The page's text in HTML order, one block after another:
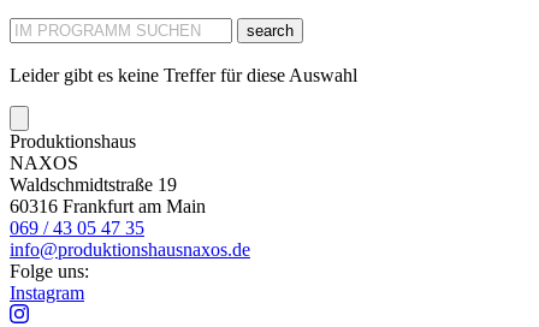
search
Leider gibt es keine Treffer für diese Auswahl
Produktionshaus
NAXOS
Waldschmidtstraße 19
60316 Frankfurt am Main
069 / 43 05 47 35
info@produktionshausnaxos.de
Folge uns:
Instagram